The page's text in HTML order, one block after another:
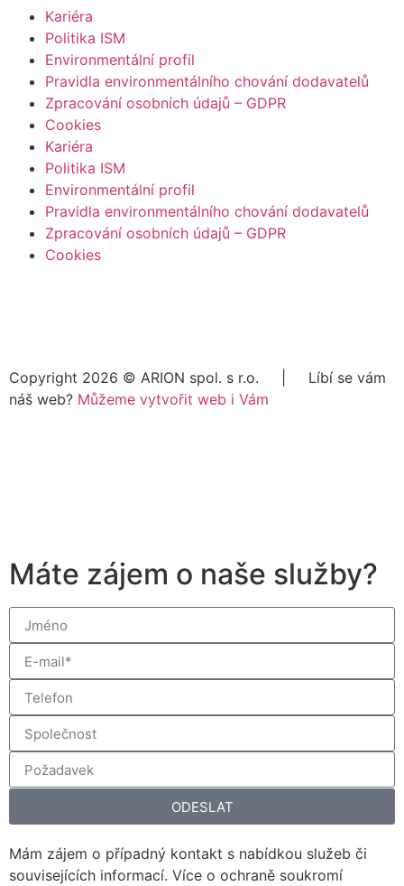
Kariéra
Politika ISM
Environmentální profil
Pravidla environmentálního chování dodavatelů
Zpracování osobních údajů – GDPR
Cookies
Kariéra
Politika ISM
Environmentální profil
Pravidla environmentálního chování dodavatelů
Zpracování osobních údajů – GDPR
Cookies
Copyright 2026 © ARION spol. s r.o. | Líbí se vám
náš web? Můžeme vytvořit web i Vám
Máte zájem o naše služby?
ODESLAT
Mám zájem o případný kontakt s nabídkou služeb či
souvisejících informací. Více o ochraně soukromí